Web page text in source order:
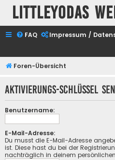
Littleyodas
FAQ Impressum /
Foren-Übersicht
Aktivierungs-Schlüssel
Benutzername:
E-Mail-Adresse:
Du musst die E-Mail-Adresse
ist. Diese hast du bei der
nachträglich in deinem